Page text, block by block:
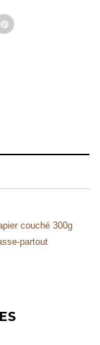
couché 300g
partout